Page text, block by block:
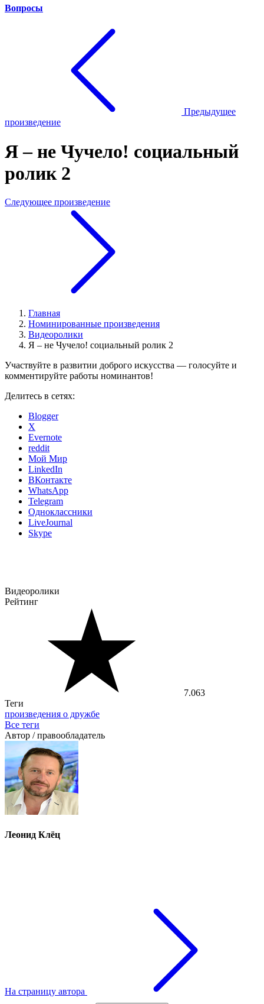
Вопросы
Предыдущее
произведение
Я – не Чучело! социальный
ролик 2
Следующее произведение
Главная
Номинированные произведения
Видеоролики
Я – не Чучело! социальный ролик 2
Участвуйте в развитии доброго искусства — голосуйте и
комментируйте работы номинантов!
Делитесь в сетях:
Blogger
X
Evernote
reddit
Мой Мир
LinkedIn
ВКонтакте
WhatsApp
Telegram
Одноклассники
LiveJournal
Skype
Видеоролики
Рейтинг
7.063
Теги
произведения о дружбе
Все теги
Автор / правообладатель
Леонид Клёц
На страницу автора